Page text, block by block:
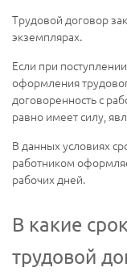
Трудовой договор
экземплярах.
Если при
оформления
договоренность с
равно имеет силу,
В данных условиях
работником
рабочих дней.
В какие
трудовой